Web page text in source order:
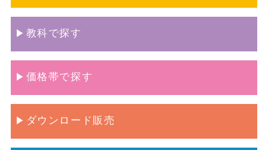
教科で探す
価格帯で探す
ダウンロード販売